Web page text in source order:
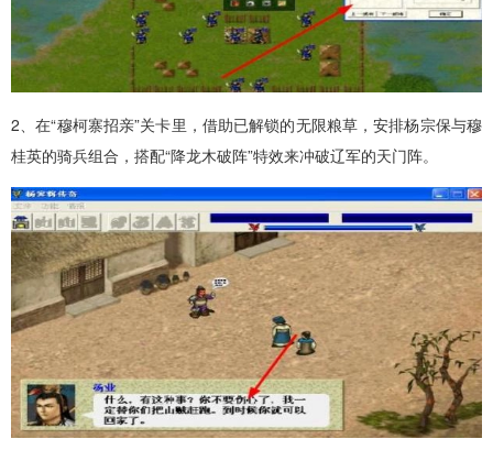
2、在“穆柯寨招亲”关卡里，借助已解锁的无限粮草，安排杨宗保与穆
桂英的骑兵组合，搭配“降龙木破阵”特效来冲破辽军的天门阵。